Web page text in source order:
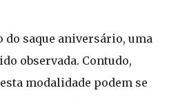
do saque aniversário, uma
observada. Contudo,
modalidade podem se